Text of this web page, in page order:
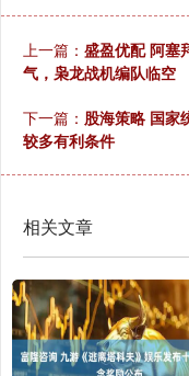
上一篇： 盛盈优配 阿塞
气，枭龙战机编队临空
下一篇： 股海策略 国家
较多有利条件
相关文章